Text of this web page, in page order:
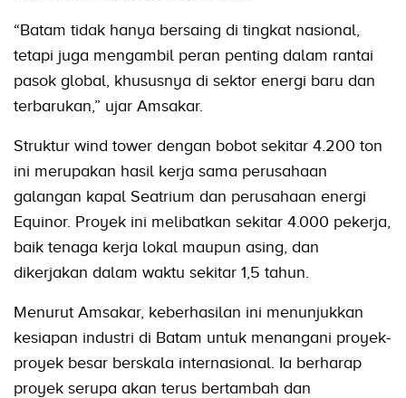
“Batam tidak hanya bersaing di tingkat nasional,
tetapi juga mengambil peran penting dalam rantai
pasok global, khususnya di sektor energi baru dan
terbarukan,” ujar Amsakar.
Struktur wind tower dengan bobot sekitar 4.200 ton
ini merupakan hasil kerja sama perusahaan
galangan kapal Seatrium dan perusahaan energi
Equinor. Proyek ini melibatkan sekitar 4.000 pekerja,
baik tenaga kerja lokal maupun asing, dan
dikerjakan dalam waktu sekitar 1,5 tahun.
Menurut Amsakar, keberhasilan ini menunjukkan
kesiapan industri di Batam untuk menangani proyek-
proyek besar berskala internasional. Ia berharap
proyek serupa akan terus bertambah dan